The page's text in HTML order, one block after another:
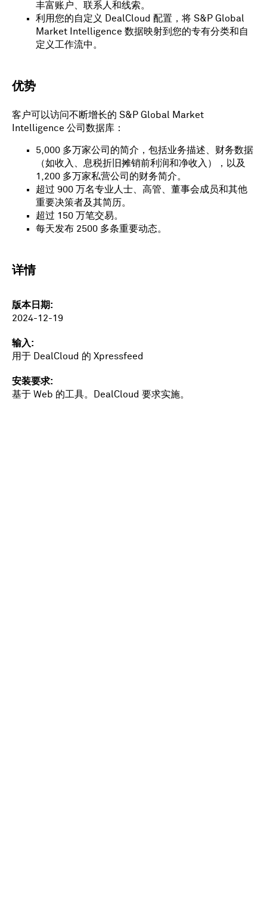
丰富账户、联系人和线索。
利用您的自定义 DealCloud 配置，将 S&P Global
Market Intelligence 数据映射到您的专有分类和自
定义工作流中。
优势
客户可以访问不断增长的 S&P Global Market
Intelligence 公司数据库：
5,000 多万家公司的简介，包括业务描述、财务数据
（如收入、息税折旧摊销前利润和净收入），以及
1,200 多万家私营公司的财务简介。
超过 900 万名专业人士、高管、董事会成员和其他
重要决策者及其简历。
超过 150 万笔交易。
每天发布 2500 多条重要动态。
详情
版本日期
2024-12-19
输入
用于 DealCloud 的 Xpressfeed
安装要求
基于 Web 的工具。DealCloud 要求实施。